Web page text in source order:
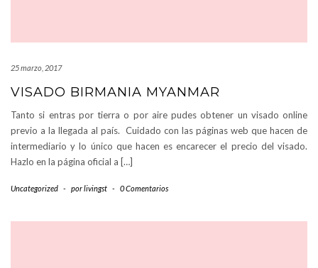
25 marzo, 2017
VISADO BIRMANIA MYANMAR
Tanto si entras por tierra o por aire pudes obtener un visado online
previo a la llegada al país. Cuidado con las páginas web que hacen de
intermediario y lo único que hacen es encarecer el precio del visado.
Hazlo en la página oficial a […]
Uncategorized - porlivingst - 0 Comentarios